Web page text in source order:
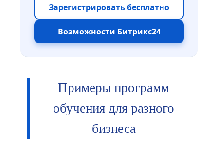
Зарегистрировать бесплатно
Возможности Битрикс24
Примеры программ
обучения для разного
бизнеса